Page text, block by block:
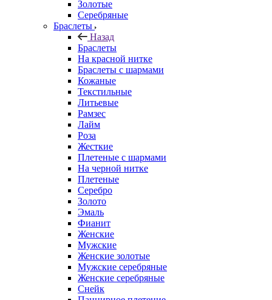
Золотые
Серебряные
Браслеты
Назад
Браслеты
На красной нитке
Браслеты с шармами
Кожаные
Текстильные
Литьевые
Рамзес
Лайм
Роза
Жесткие
Плетеные с шармами
На черной нитке
Плетеные
Серебро
Золото
Эмаль
Фианит
Женские
Мужские
Женские золотые
Мужские серебряные
Женские серебряные
Снейк